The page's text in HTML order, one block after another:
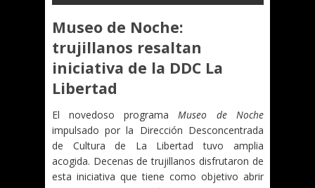
Museo de Noche:
trujillanos resaltan
iniciativa de la DDC La
Libertad
El novedoso programaMuseo de Noche
impulsado por la Dirección Desconcentrada
de Cultura de La Libertad tuvo amplia
acogida. Decenas de trujillanos disfrutaron de
esta iniciativa que tiene como objetivo abrir